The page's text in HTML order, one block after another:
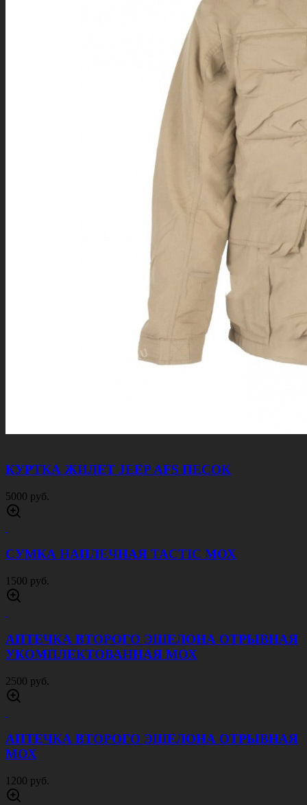
КУРТКА ЖИЛЕТ JEEP AFS ПЕСОК
5000 руб.
СУМКА НАПЛЕЧНАЯ TACTIC МОХ
1500 руб.
АПТЕЧКА ВТОРОГО ЭШЕЛОНА ОТРЫВНАЯ
УКОМПЛЕКТОВАННАЯ МОХ
2500 руб.
АПТЕЧКА ВТОРОГО ЭШЕЛОНА ОТРЫВНАЯ
МОХ
1200 руб.